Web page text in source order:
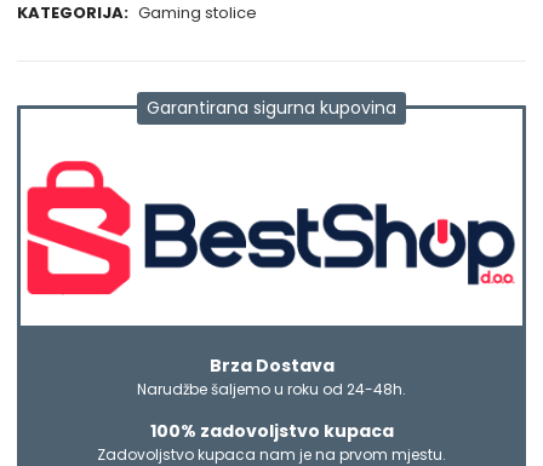
KATEGORIJA: Gaming stolice
Garantirana sigurna kupovina
Brza Dostava
Narudžbe šaljemo u roku od 24-48h.
100% zadovoljstvo kupaca
Zadovoljstvo kupaca nam je na prvom mjestu.